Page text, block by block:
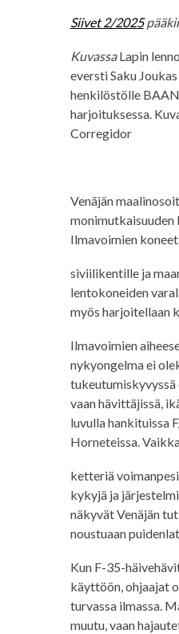
Siivet 2/2025
KuvassaLapin
eversti Saku
henkilöstölle
harjoituksessa.
Corregidor
Venäjän
monimutkaisuuden
Ilmavoimien
siviilikentille ja
lentokoneiden
myös harjoitellaan
Ilmavoimien
nykyongelma ei
tukeutumiskyvyssä
vaan hävittäjissä,
luvulla hankituissa
Horneteissa.
ketteriä
kykyjä ja
näkyvät Venäjän
noustuaan
Kun F-35-
käyttöön, ohjaajat
turvassa ilmassa.
muutu, vaan